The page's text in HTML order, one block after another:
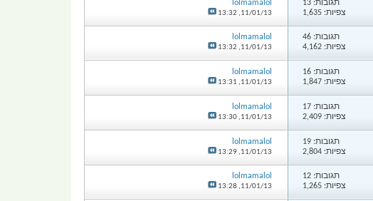
תגובות: 13
צפיות: 1,635
lolmamalol
11/01/13,
13:32
תגובות: 46
צפיות: 4,162
lolmamalol
11/01/13,
13:32
תגובות: 16
צפיות: 1,847
lolmamalol
11/01/13,
13:31
תגובות: 17
צפיות: 2,409
lolmamalol
11/01/13,
13:30
תגובות: 19
צפיות: 2,804
lolmamalol
11/01/13,
13:29
תגובות: 12
צפיות: 1,265
lolmamalol
11/01/13,
13:28